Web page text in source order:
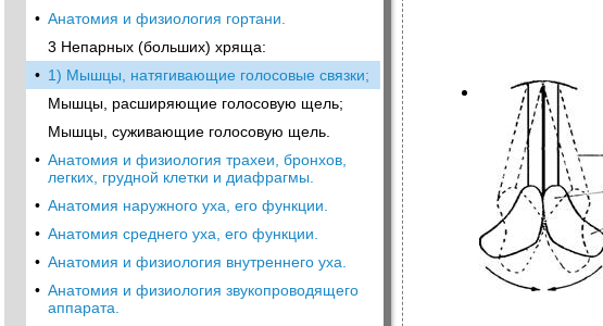
• Анатомия и физиология гортани.
3 Непарных (больших) хряща:
• 1) Мышцы, натягивающие голосовые связки;
Мышцы, расширяющие голосовую щель;
Мышцы, суживающие голосовую щель.
• Анатомия и физиология трахеи, бронхов,
легких, грудной клетки и диафрагмы.
• Анатомия наружного уха, его функции.
• Анатомия среднего уха, его функции.
• Анатомия и физиология внутреннего уха.
• Анатомия и физиология звукопроводящего
аппарата.